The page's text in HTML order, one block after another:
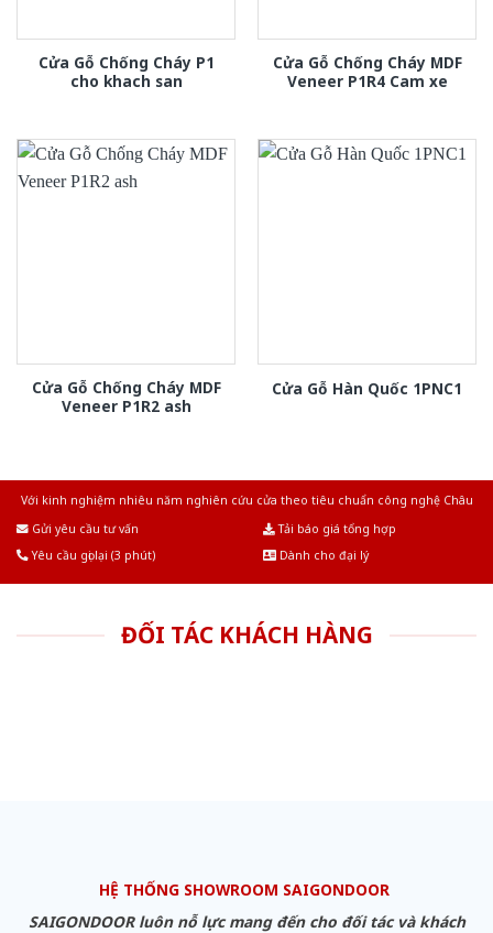
Cửa Gỗ Chống Cháy P1
cho khach san
Cửa Gỗ Chống Cháy MDF
Veneer P1R4 Cam xe
Cửa Gỗ Chống Cháy MDF
Veneer P1R2 ash
Cửa Gỗ Hàn Quốc 1PNC1
Với kinh nghiệm nhiêu năm nghiên cứu cửa theo tiêu chuẩn công nghệ Châu
Gửi yêu cầu tư vấn
Tải báo giá tổng hợp
Yêu cầu gọi lại (3 phút)
Dành cho đại lý
ĐỐI TÁC KHÁCH HÀNG
HỆ THỐNG SHOWROOM SAIGONDOOR
SAIGONDOOR luôn nỗ lực mang đến cho đối tác và khách